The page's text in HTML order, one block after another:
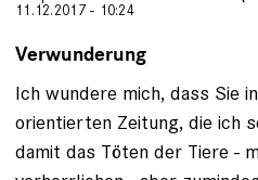
11.12.2017 - 10:24
Verwunderung
Ich wundere mich, dass Sie
orientierten Zeitung, die ich
damit das Töten der Tiere -